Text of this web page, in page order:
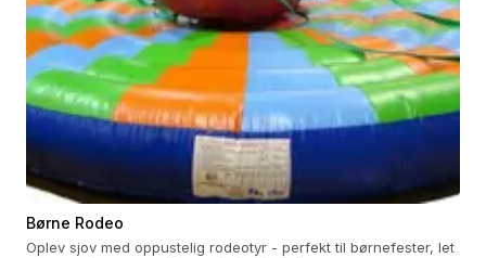
Børne Rodeo
Oplev sjov med oppustelig rodeotyr - perfekt til børnefester, let